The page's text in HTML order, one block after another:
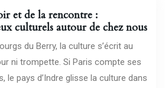
et de la rencontre :
culturels autour de chez nous
du Berry, la culture s’écrit au
ni trompette. Si Paris compte ses
le pays d’Indre glisse la culture dans